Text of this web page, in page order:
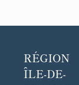
RÉGION
ÎLE-DE-